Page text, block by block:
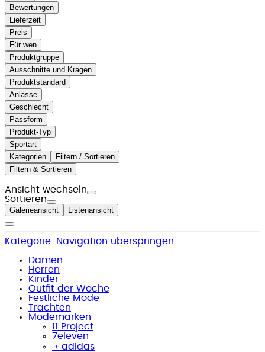
Bewertungen
Lieferzeit
Preis
Für wen
Produktgruppe
Ausschnitte und Kragen
Produktstandard
Anlässe
Geschlecht
Passform
Produkt-Typ
Sportart
Kategorien
Filtern / Sortieren
Filtern & Sortieren
Ansicht wechseln
Sortieren
Galerieansicht Listenansicht
Kategorie-Navigation überspringen
Damen
Herren
Kinder
Outfit der Woche
Festliche Mode
Trachten
Modemarken
11 Project
7eleven
﹢ adidas